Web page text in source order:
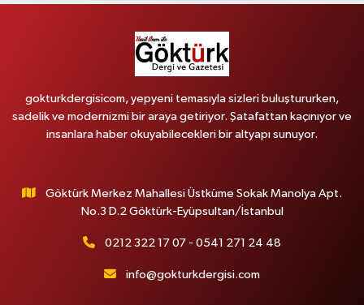
gokturkdergisicom, yepyeni temasıyla sizleri buluştururken,
sadelik ve modernizmi bir araya getiriyor. Şatafattan kaçınıyor ve
insanlara haber okuyabilecekleri bir altyapı sunuyor.
Göktürk Merkez Mahallesi Üstküme Sokak Manolya Apt.
No.3 D.2 Göktürk-Eyüpsultan/İstanbul
0212 322 17 07 - 0541 271 24 48
info@gokturkdergisi.com